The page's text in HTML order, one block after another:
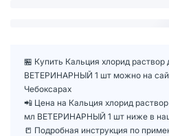
🏪 Купить Кальция хлорид
ВЕТЕРИНАРНЫЙ 1 шт можно на
Чебоксарах
📲 Цена на Кальция хлорид
мл ВЕТЕРИНАРНЫЙ 1 шт ниже в
📒 Подробная инструкция по